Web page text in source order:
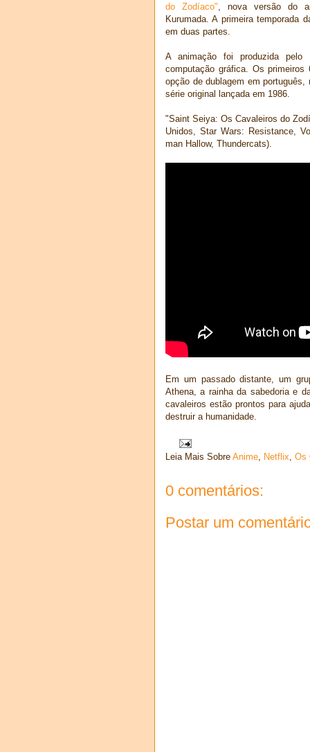
do Zodíaco" , nova versão do
Kurumada. A primeira temporada
em duas partes.
A animação foi produzida pelo
computação gráfica. Os
opção de dublagem em português,
série original lançada em 1986.
"Saint Seiya: Os Cavaleiros do
Unidos, Star Wars: Resistance,
man Hallow, Thundercats).
Em um passado distante, um
Athena, a rainha da sabedoria e
cavaleiros estão prontos para
destruir a humanidade.
Leia Mais Sobre Anime, Netflix, Os
0 comentários:
Postar um